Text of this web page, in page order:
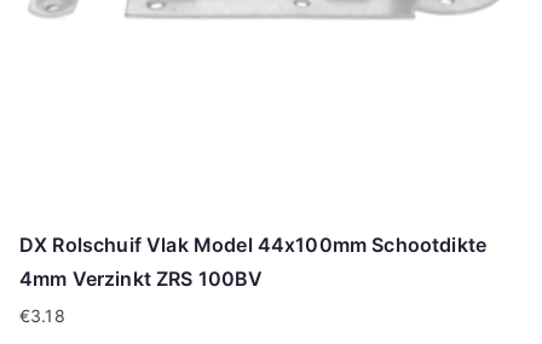
DX Rolschuif Vlak Model 44x100mm Schootdikte
4mm Verzinkt ZRS 100BV
€3.18